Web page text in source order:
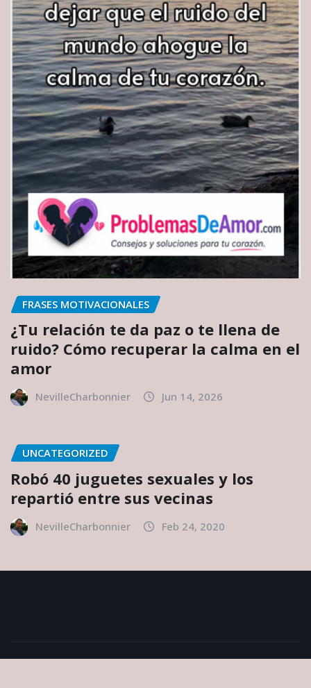
FRASES MOTIVACIONALES
¿Tu relación te da paz o te llena de
ruido? Cómo recuperar la calma en el
amor
NevilleCharbonnier Jun 14, 2026
UNCATEGORIZED
Robó 40 juguetes sexuales y los
repartió entre sus vecinas
NevilleCharbonnier Feb 24, 2020